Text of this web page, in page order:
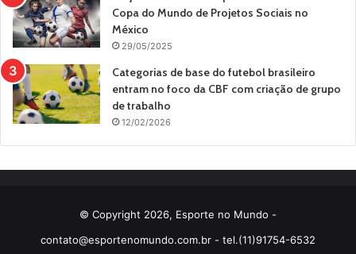
Copa do Mundo de Projetos Sociais no
México
29/05/2025
Categorias de base do futebol brasileiro
entram no foco da CBF com criação de grupo
de trabalho
12/02/2026
© Copyright 2026, Esporte no Mundo -
contato@esportenomundo.com.br - tel.(11)91754-6532